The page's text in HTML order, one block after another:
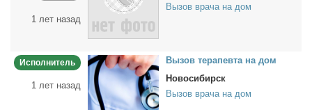
1 лет назад
Вызов врача на дом
Исполнитель
1 лет назад
Вы­зов те­ра­пев­та на дом
Новосибирск
Вызов врача на дом